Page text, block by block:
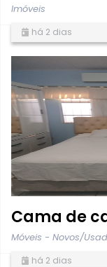
Imóveis
há 2 dias
Cama de
Móveis - Novos/
há 2 dias